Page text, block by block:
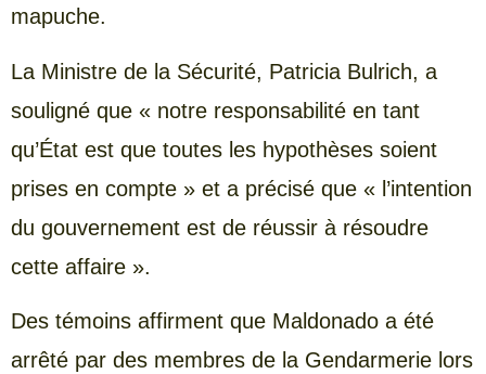
mapuche.
La Ministre de la Sécurité, Patricia Bulrich, a
souligné que « notre responsabilité en tant
qu’État est que toutes les hypothèses soient
prises en compte » et a précisé que « l’intention
du gouvernement est de réussir à résoudre
cette affaire ».
Des témoins affirment que Maldonado a été
arrêté par des membres de la Gendarmerie lors